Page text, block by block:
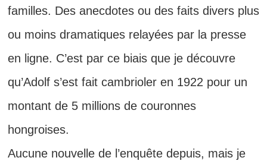
familles. Des anecdotes ou des faits divers plus
ou moins dramatiques relayées par la presse
en ligne. C’est par ce biais que je découvre
qu’Adolf s’est fait cambrioler en 1922 pour un
montant de 5 millions de couronnes
hongroises.
Aucune nouvelle de l’enquête depuis, mais je